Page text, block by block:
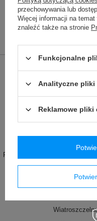
Membrana: 100%
Podmiot odpowiedzialny za
Produkt wprowadzony do obrotu
Eco
przechowywania lub
Więcej informacji na
znaleźć także na stronie
Funkcjonalne
Analityczne pliki
Reklamowe pliki